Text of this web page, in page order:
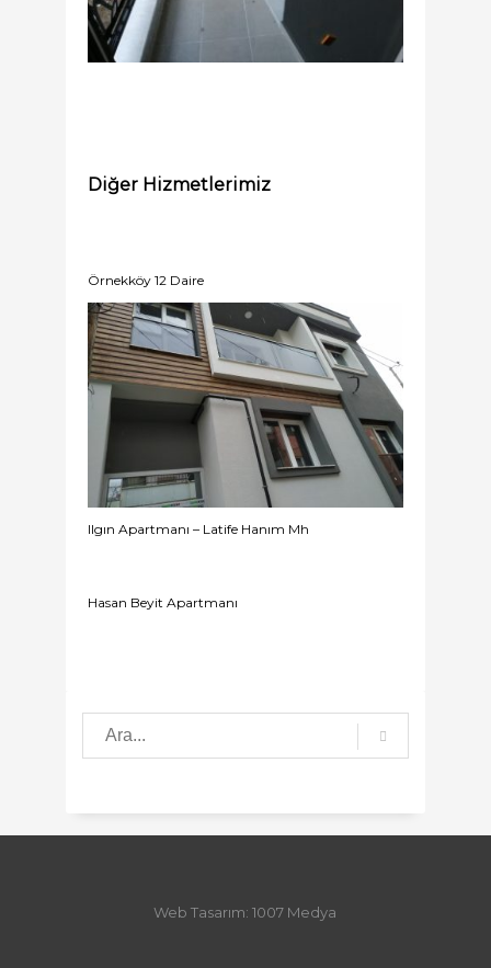
Diğer Hizmetlerimiz
Örnekköy 12 Daire
Ilgın Apartmanı – Latife Hanım Mh
Hasan Beyit Apartmanı
Web Tasarım: 1007 Medya